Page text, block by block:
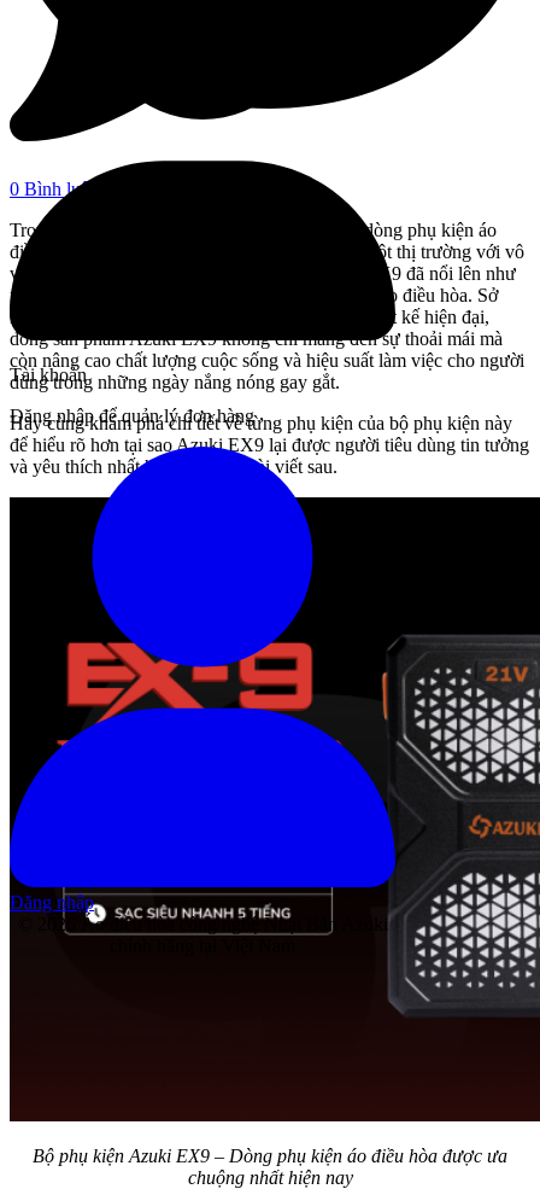
Tài khoản
Đăng nhập để quản lý đơn hàng
Đăng nhập
© 2026 Áo điều hòa công nghệ Nhật Bản Azuki
0 Bình luận
Trong bối cảnh hiện nay, sự phát triển của các dòng phụ kiện áo
điều hòa đang ngày càng đa dạng. Đứng giữa một thị trường với vô
vàn sản phẩm khác nhau, đắt rẻ đều có. Azuki EX9 đã nổi lên như
một lựa chọn dẫn đầu trong phân khúc phụ kiện áo điều hòa. Sở
hữu công nghệ tiên tiến, hiệu suất vượt trội và thiết kế hiện đại,
dòng sản phẩm Azuki EX9 không chỉ mang đến sự thoải mái mà
còn nâng cao chất lượng cuộc sống và hiệu suất làm việc cho người
dùng trong những ngày nắng nóng gay gắt.
Hãy cùng khám phá chi tiết về từng phụ kiện của bộ phụ kiện này
để hiểu rõ hơn tại sao Azuki EX9 lại được người tiêu dùng tin tưởng
và yêu thích nhất hiện nay qua bài viết sau.
Bộ phụ kiện Azuki EX9 – Dòng phụ kiện áo điều hòa được ưa
chuộng nhất hiện nay